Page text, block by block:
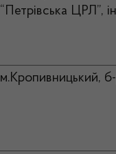
“Петрівська ЦРЛ”,
м.Кропивницький,